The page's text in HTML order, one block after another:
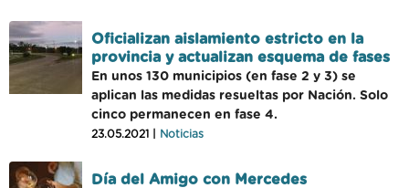
Oficializan aislamiento estricto en la
provincia y actualizan esquema de fases
En unos 130 municipios (en fase 2 y 3) se
aplican las medidas resueltas por Nación. Solo
cinco permanecen en fase 4.
23.05.2021 | Noticias
Día del Amigo con Mercedes